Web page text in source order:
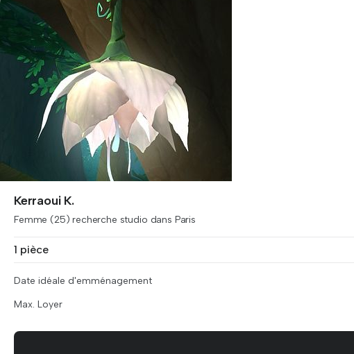
Kerraoui K.
Femme (25) recherche studio dans Paris
1 pièce
Date idéale d'emménagement
Max. Loyer